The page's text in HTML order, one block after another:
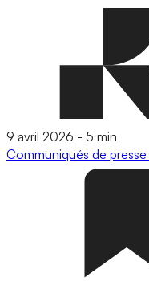
9 avril 2026 - 5 min
Communiqués de presse